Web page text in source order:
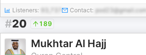
Listeners: Contact: pod23@gmail.com
#20 189
Mukhtar Al Hajj